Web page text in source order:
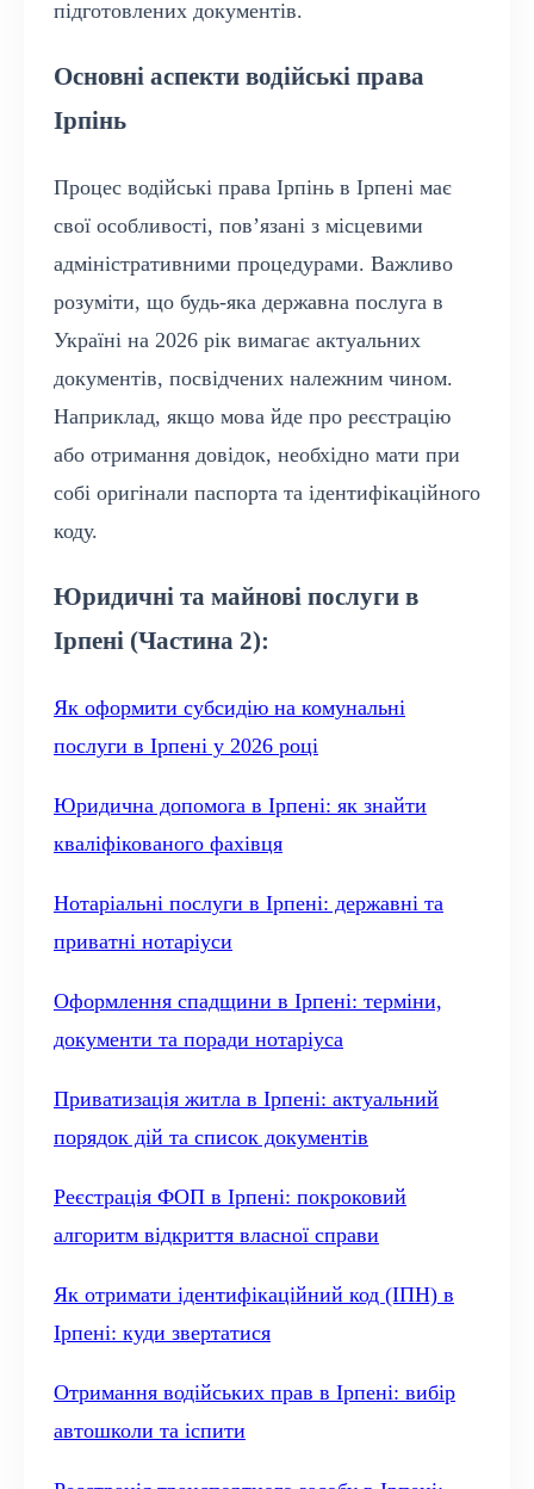
підготовлених документів.
Основні аспекти водійські права
Ірпінь
Процес водійські права Ірпінь в Ірпені має
свої особливості, пов’язані з місцевими
адміністративними процедурами. Важливо
розуміти, що будь-яка державна послуга в
Україні на 2026 рік вимагає актуальних
документів, посвідчених належним чином.
Наприклад, якщо мова йде про реєстрацію
або отримання довідок, необхідно мати при
собі оригінали паспорта та ідентифікаційного
коду.
Юридичні та майнові послуги в
Ірпені (Частина 2):
Як оформити субсидію на комунальні
послуги в Ірпені у 2026 році
Юридична допомога в Ірпені: як знайти
кваліфікованого фахівця
Нотаріальні послуги в Ірпені: державні та
приватні нотаріуси
Оформлення спадщини в Ірпені: терміни,
документи та поради нотаріуса
Приватизація житла в Ірпені: актуальний
порядок дій та список документів
Реєстрація ФОП в Ірпені: покроковий
алгоритм відкриття власної справи
Як отримати ідентифікаційний код (ІПН) в
Ірпені: куди звертатися
Отримання водійських прав в Ірпені: вибір
автошколи та іспити